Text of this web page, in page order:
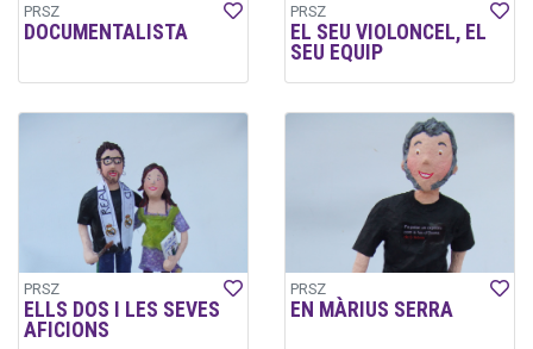
PRSZ
DOCUMENTALISTA
PRSZ
EL SEU VIOLONCEL, EL
SEU EQUIP
PRSZ
ELLS DOS I LES SEVES
AFICIONS
PRSZ
EN MÀRIUS SERRA